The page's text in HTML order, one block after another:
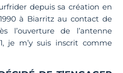
depuis sa création en
à Biarritz au contact de
l’ouverture de l’antenne
je m’y suis inscrit comme